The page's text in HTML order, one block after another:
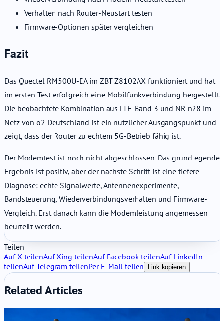
Verhalten nach Router-Neustart testen
Firmware-Optionen später vergleichen
Fazit
Das Quectel RM500U-EA im ZBT Z8102AX funktioniert und hat
im ersten Test erfolgreich eine Mobilfunkverbindung hergestellt.
Die beobachtete Kombination aus LTE-Band 3 und NR n28 im
Netz von o2 Deutschland ist ein nützlicher Ausgangspunkt und
zeigt, dass der Router zu echtem 5G-Betrieb fähig ist.
Der Modemtest ist noch nicht abgeschlossen. Das grundlegende
Ergebnis ist positiv, aber der nächste Schritt ist eine tiefere
Diagnose: echte Signalwerte, Antennenexperimente,
Bandsteuerung, Wiederverbindungsverhalten und Firmware-
Vergleich. Erst danach kann die Modemleistung angemessen
beurteilt werden.
Teilen
Auf X teilenAuf Xing teilenAuf Facebook teilenAuf LinkedIn
teilenAuf Telegram teilenPer E-Mail teilen Link kopieren
Related Articles